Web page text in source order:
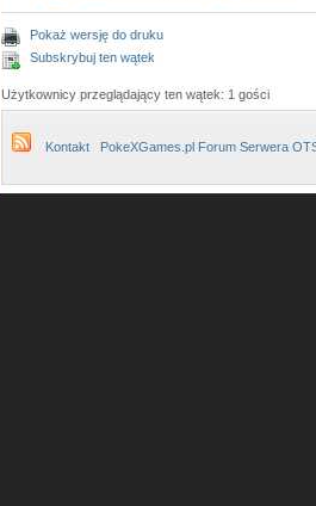
Pokaż wersję do druku
Subskrybuj ten wątek
Użytkownicy przeglądający ten wątek: 1 gości
Kontakt PokeXGames.pl Forum Serwera